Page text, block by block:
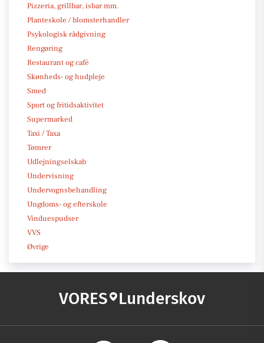
Pizzeria, grillbar, isbar mm.
Planteskole / blomsterhandler
Psykologisk rådgivning
Rengøring
Restaurant og café
Skønheds- og hudpleje
Smed
Sport og fritidsaktivitet
Supermarked
Taxi / Taxa
Tømrer
Udlejningselskab
Undervisning
Undervognsbehandling
Ungdoms- og efterskole
Vinduespudser
VVS
Øvrige
VORES Lunderskov